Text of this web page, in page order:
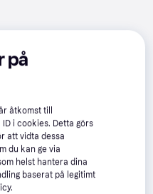
på
åtkomst till
i cookies. Detta görs
att vidta dessa
du kan ge via
helst hantera dina
baserat på legitimt